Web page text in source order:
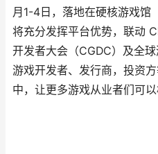
月1-4日，落地在硬核游戏
将充分发挥平台优势，联动
开发者大会（CGDC）及全
游戏开发者、发行商，投资
中，让更多游戏从业者们可